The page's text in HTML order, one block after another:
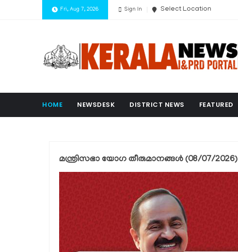
Fri, Aug 7, 2026 Sign In Select Location
HOME NEWSDESK DISTRICT NEWS FEATURED
മന്ത്രിസഭാ യോഗ തീരുമാനങ്ങൾ (08/07/2026)